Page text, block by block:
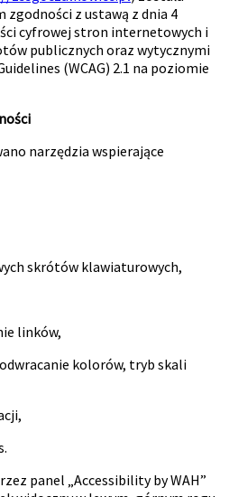
zgodności z ustawą z dnia 4
cyfrowej stron internetowych i
publicznych oraz wytycznymi
(WCAG) 2.1 na poziomie
narzędzia wspierające
skrótów klawiaturowych,
linków,
kolorów, tryb skali
panel „Accessibility by WAH”